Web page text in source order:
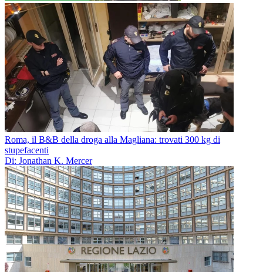
Roma, il B&B della droga alla Magliana: trovati 300 kg di
stupefacenti
Di: Jonathan K. Mercer